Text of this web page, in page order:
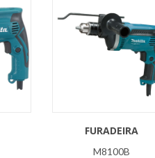
FURADEIRA
M8100B